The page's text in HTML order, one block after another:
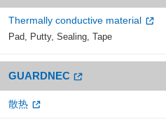
Thermally conductive material
Pad, Putty, Sealing, Tape
GUARDNEC
散热